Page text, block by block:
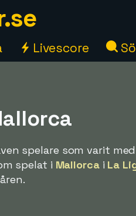
Livescore
spelare som varit
spelat i Mallorcai La